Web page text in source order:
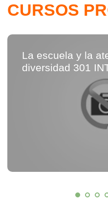
CURSOS
La escuela y la
diversidad 301